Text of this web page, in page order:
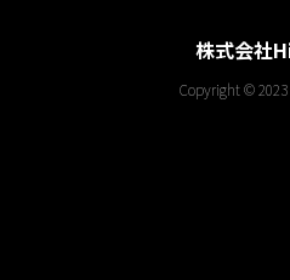
株式会社
Copyright © 2023